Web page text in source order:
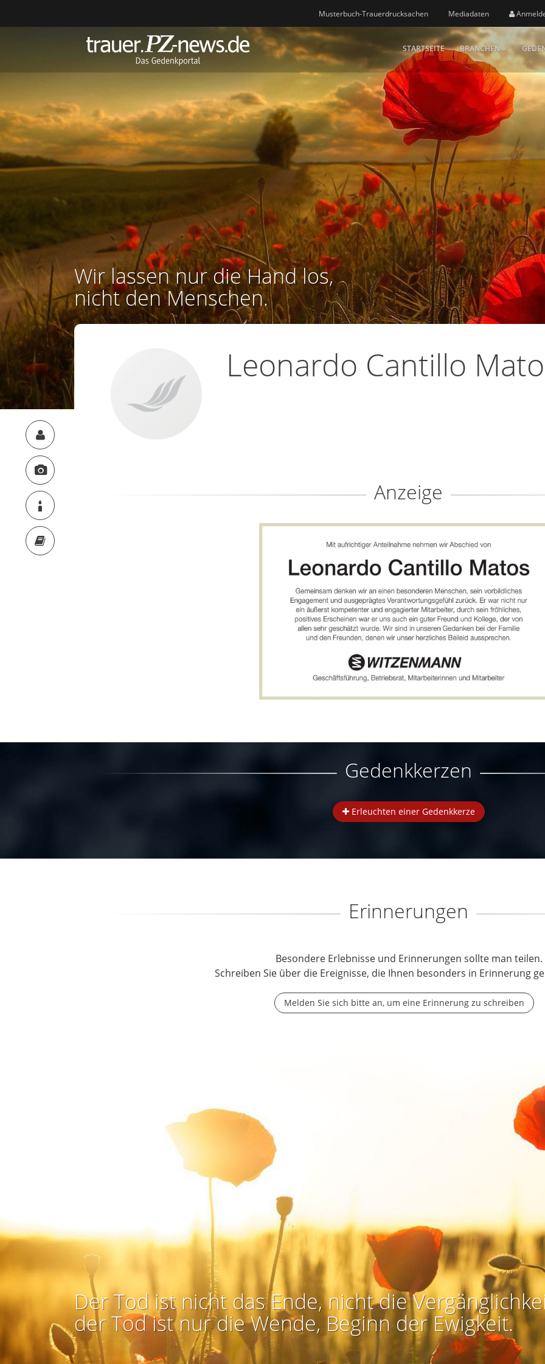
Musterbuch-Trauerdrucksachen Mediadaten
STARTSEITE BRANCHEN
Wir lassen nur die Hand los,
nicht den Menschen.
Leonardo Cantillo
Anzeige
Gedenkkerzen
Erleuchten einer Gedenkkerze
Erinnerungen
Besondere Erlebnisse und Erinnerungen sollte man teilen.
Schreiben Sie über die Ereignisse, die Ihnen besonders in Erinnerung
Melden Sie sich bitte an, um eine Erinnerung zu schreiben
Der Tod ist nicht das Ende, nicht die
der Tod ist nur die Wende, Beginn der Ewigkeit.